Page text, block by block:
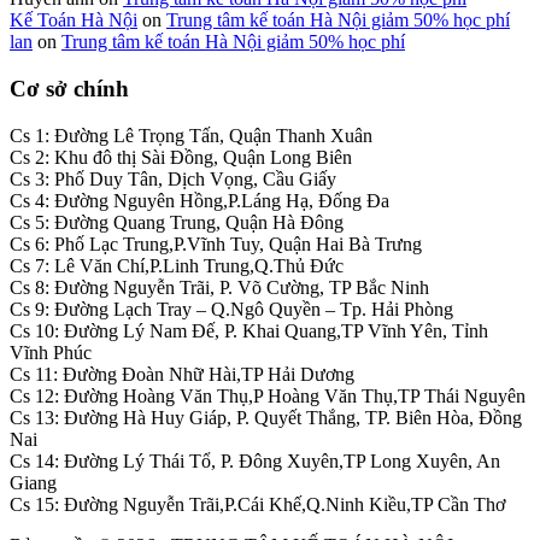
Kế Toán Hà Nội on Trung tâm kế toán Hà Nội giảm 50% học phí
lan on Trung tâm kế toán Hà Nội giảm 50% học phí
Cơ sở chính
Cs 1: Đường Lê Trọng Tấn, Quận Thanh Xuân
Cs 2: Khu đô thị Sài Đồng, Quận Long Biên
Cs 3: Phố Duy Tân, Dịch Vọng, Cầu Giấy
Cs 4: Đường Nguyên Hồng,P.Láng Hạ, Đống Đa
Cs 5: Đường Quang Trung, Quận Hà Đông
Cs 6: Phố Lạc Trung,P.Vĩnh Tuy, Quận Hai Bà Trưng
Cs 7: Lê Văn Chí,P.Linh Trung,Q.Thủ Đức
Cs 8: Đường Nguyễn Trãi, P. Võ Cường, TP Bắc Ninh
Cs 9: Đường Lạch Tray – Q.Ngô Quyền – Tp. Hải Phòng
Cs 10: Đường Lý Nam Đế, P. Khai Quang,TP Vĩnh Yên, Tỉnh
Vĩnh Phúc
Cs 11: Đường Đoàn Nhữ Hài,TP Hải Dương
Cs 12: Đường Hoàng Văn Thụ,P Hoàng Văn Thụ,TP Thái Nguyên
Cs 13: Đường Hà Huy Giáp, P. Quyết Thắng, TP. Biên Hòa, Đồng
Nai
Cs 14: Đường Lý Thái Tổ, P. Đông Xuyên,TP Long Xuyên, An
Giang
Cs 15: Đường Nguyễn Trãi,P.Cái Khế,Q.Ninh Kiều,TP Cần Thơ